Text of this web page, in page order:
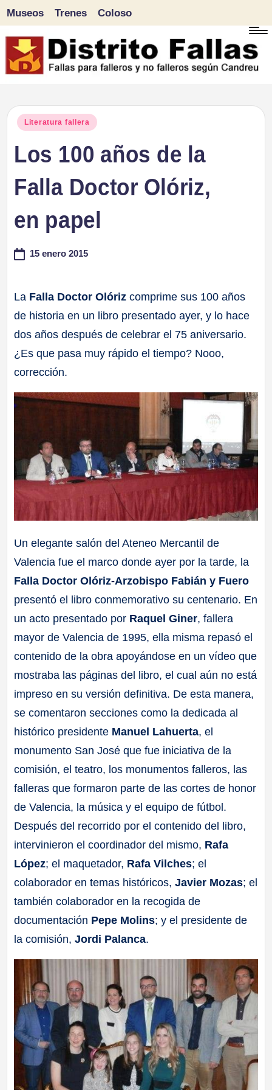
Saltar
al
Museos Trenes Coloso
Publicado
Literatura fallera
Los 100 años de la
Falla Doctor Olóriz,
en papel
15 enero 2015
La Falla Doctor Olóriz comprime sus 100 años
de historia en un libro presentado ayer, y lo hace
dos años después de celebrar el 75 aniversario.
¿Es que pasa muy rápido el tiempo? Nooo,
corrección.
Un elegante salón del Ateneo Mercantil de
Valencia fue el marco donde ayer por la tarde, la
Falla Doctor Olóriz-Arzobispo Fabián y Fuero
presentó el libro conmemorativo su centenario. En
un acto presentado por Raquel Giner, fallera
mayor de Valencia de 1995, ella misma repasó el
contenido de la obra apoyándose en un vídeo que
mostraba las páginas del libro, el cual aún no está
impreso en su versión definitiva. De esta manera,
se comentaron secciones como la dedicada al
histórico presidente Manuel Lahuerta, el
monumento San José que fue iniciativa de la
comisión, el teatro, los monumentos falleros, las
falleras que formaron parte de las cortes de honor
de Valencia, la música y el equipo de fútbol.
Después del recorrido por el contenido del libro,
intervinieron el coordinador del mismo, Rafa
López; el maquetador, Rafa Vilches; el
colaborador en temas históricos,Javier Mozas; el
también colaborador en la recogida de
documentación Pepe Molins; y el presidente de
la comisión, Jordi Palanca.